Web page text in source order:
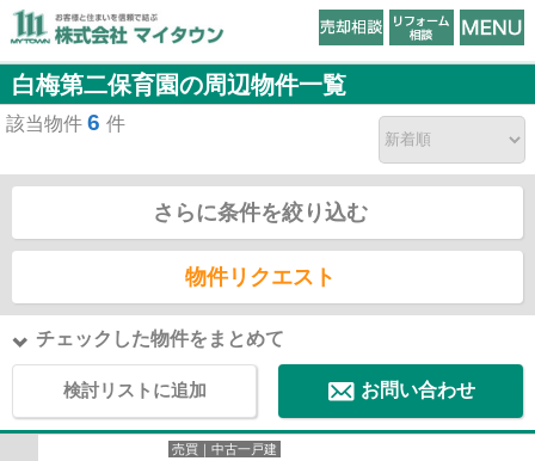
白梅第二保育園の周辺物件一覧
該当物件 6 件
さらに条件を絞り込む
物件リクエスト
チェックした物件をまとめて
検討リストに追加 お問い合わせ
売買｜中古一戸建